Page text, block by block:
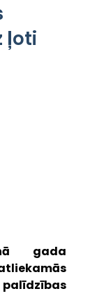
ļoti
gada